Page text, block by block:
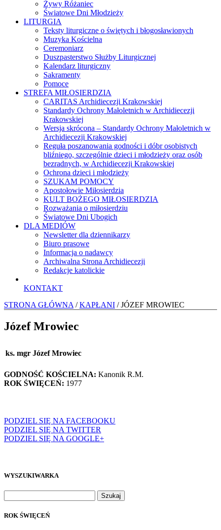
Żywy Różaniec
Światowe Dni Młodzieży
LITURGIA
Teksty liturgiczne o świętych i błogosławionych
Muzyka Kościelna
Ceremoniarz
Duszpasterstwo Służby Liturgicznej
Kalendarz liturgiczny
Sakramenty
Pomoce
STREFA MIŁOSIERDZIA
CARITAS Archidiecezji Krakowskiej
Standardy Ochrony Małoletnich w Archidiecezji
Krakowskiej
Wersja skrócona – Standardy Ochrony Małoletnich w
Archidiecezji Krakowskiej
Reguła poszanowania godności i dóbr osobistych
bliźniego, szczególnie dzieci i młodzieży oraz osób
bezradnych, w Archidiecezji Krakowskiej
Ochrona dzieci i młodzieży
SZUKAM POMOCY
Apostołowie Miłosierdzia
KULT BOŻEGO MIŁOSIERDZIA
Rozważania o miłosierdziu
Światowe Dni Ubogich
DLA MEDIÓW
Newsletter dla dziennikarzy
Biuro prasowe
Informacja o nadawcy
Archiwalna Strona Archidiecezji
Redakcje katolickie
KONTAKT
STRONA GŁÓWNA /KAPŁANI / JÓZEF MROWIEC
Józef Mrowiec
ks. mgr Józef Mrowiec
GODNOŚĆ KOŚCIELNA: Kanonik R.M.
ROK ŚWIĘCEŃ: 1977
PODZIEL SIĘ NA FACEBOOKU
PODZIEL SIĘ NA TWITTER
PODZIEL SIĘ NA GOOGLE+
WYSZUKIWARKA
ROK ŚWIĘCEŃ